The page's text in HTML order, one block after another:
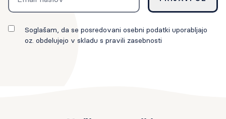
Soglašam, da se posredovani osebni podatki uporabljajo
oz. obdelujejo v skladu s pravili zasebnosti